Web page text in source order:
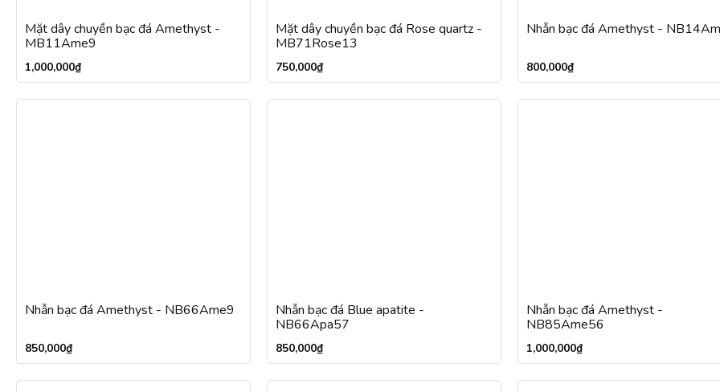
Mặt dây chuyền bạc đá Amethyst -
MB11Ame9
1,000,000₫
Mặt dây chuyền bạc đá Rose quartz -
MB71Rose13
750,000₫
Nhẫn bạc đá Amethyst -
800,000₫
Nhẫn bạc đá Amethyst - NB66Ame9
850,000₫
Nhẫn bạc đá Blue apatite -
NB66Apa57
850,000₫
Nhẫn bạc đá Amethyst -
NB85Ame56
1,000,000₫